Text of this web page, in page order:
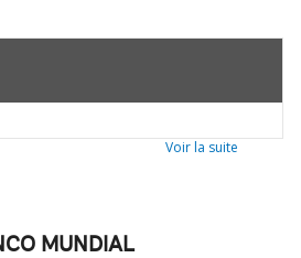
Voir la suite
MUNDIAL